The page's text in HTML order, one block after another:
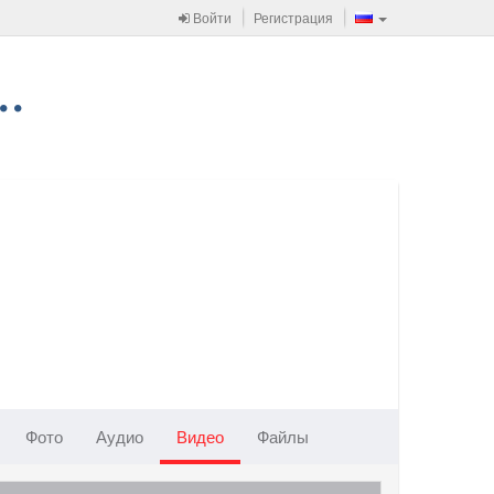
Войти Регистрация
Фото Аудио Видео Файлы